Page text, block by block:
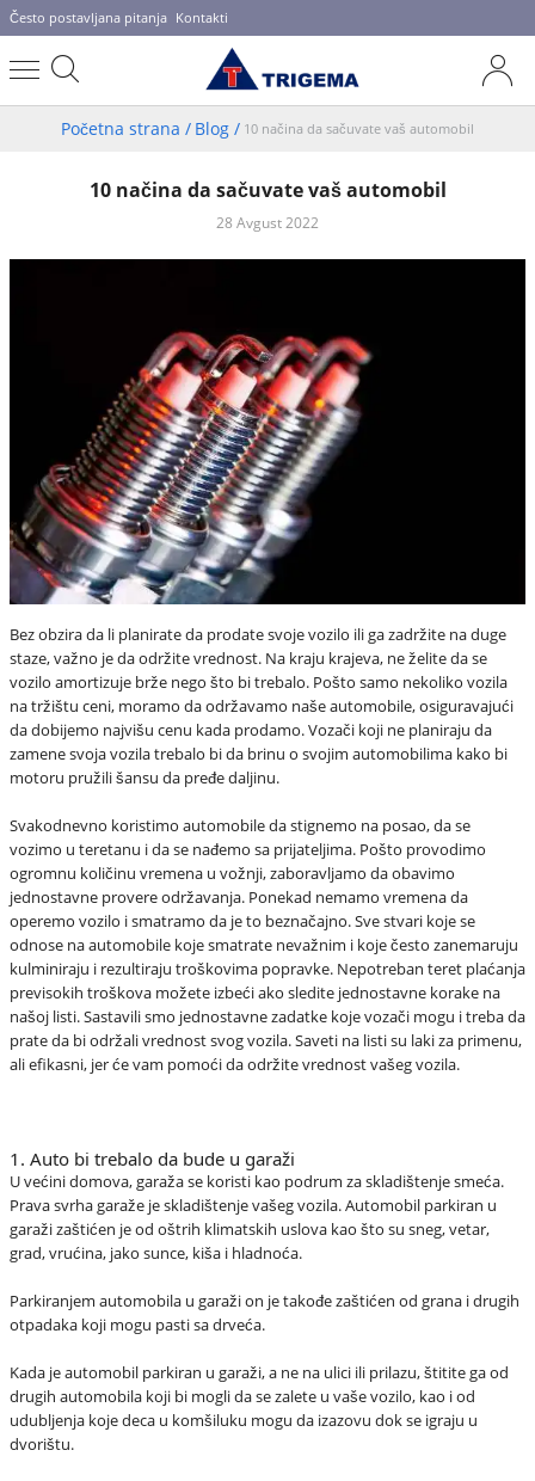
Često postavljana pitanja Kontakti
Početna strana / Blog / 10 načina da sačuvate vaš automobil
10 načina da sačuvate vaš automobil
28 Avgust 2022
Bez obzira da li planirate da prodate svoje vozilo ili ga zadržite na duge
staze, važno je da održite vrednost. Na kraju krajeva, ne želite da se
vozilo amortizuje brže nego što bi trebalo. Pošto samo nekoliko vozila
na tržištu ceni, moramo da održavamo naše automobile, osiguravajući
da dobijemo najvišu cenu kada prodamo. Vozači koji ne planiraju da
zamene svoja vozila trebalo bi da brinu o svojim automobilima kako bi
motoru pružili šansu da pređe daljinu.
Svakodnevno koristimo automobile da stignemo na posao, da se
vozimo u teretanu i da se nađemo sa prijateljima. Pošto provodimo
ogromnu količinu vremena u vožnji, zaboravljamo da obavimo
jednostavne provere održavanja. Ponekad nemamo vremena da
operemo vozilo i smatramo da je to beznačajno. Sve stvari koje se
odnose na automobile koje smatrate nevažnim i koje često zanemaruju
kulminiraju i rezultiraju troškovima popravke. Nepotreban teret plaćanja
previsokih troškova možete izbeći ako sledite jednostavne korake na
našoj listi. Sastavili smo jednostavne zadatke koje vozači mogu i treba da
prate da bi održali vrednost svog vozila. Saveti na listi su laki za primenu,
ali efikasni, jer će vam pomoći da održite vrednost vašeg vozila.
1. Auto bi trebalo da bude u garaži
U većini domova, garaža se koristi kao podrum za skladištenje smeća.
Prava svrha garaže je skladištenje vašeg vozila. Automobil parkiran u
garaži zaštićen je od oštrih klimatskih uslova kao što su sneg, vetar,
grad, vrućina, jako sunce, kiša i hladnoća.
Parkiranjem automobila u garaži on je takođe zaštićen od grana i drugih
otpadaka koji mogu pasti sa drveća.
Kada je automobil parkiran u garaži, a ne na ulici ili prilazu, štitite ga od
drugih automobila koji bi mogli da se zalete u vaše vozilo, kao i od
udubljenja koje deca u komšiluku mogu da izazovu dok se igraju u
dvorištu.